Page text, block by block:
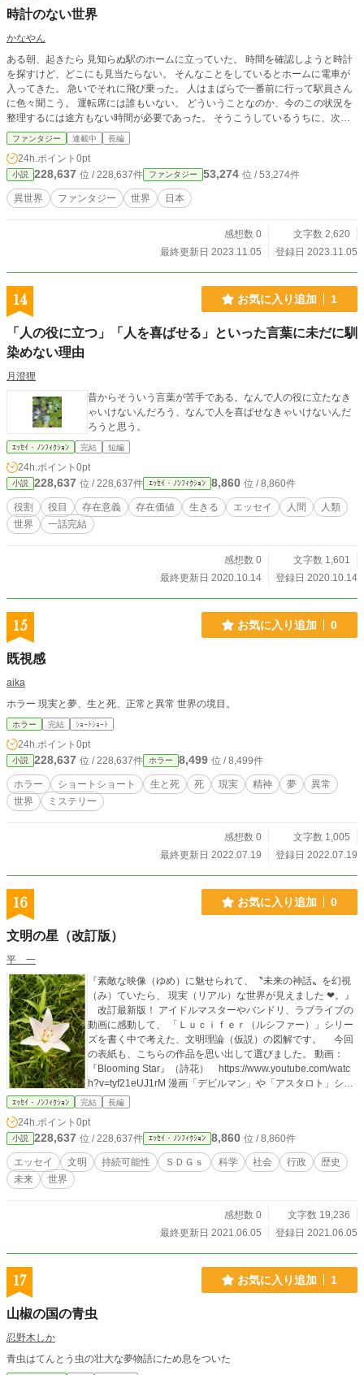
時計のない世界
かなやん
ある朝、起きたら 見知らぬ駅のホームに立っていた。 時間を確認しようと時計
を探すけど、どこにも見当たらない。 そんなことをしているとホームに電車が
入ってきた。 急いでそれに飛び乗った。 人はまばらで一番前に行って駅員さん
に色々聞こう。 運転席には誰もいない。 どういうことなのか、今のこの状況を
整理するには途方もない時間が必要であった。 そうこうしているうちに、次の
駅に着いたので降りた。 元の世界に戻る方法を、探さなければならない。 やは
り、この世界には時計という物は存在しない。 どこを探してもないからだ。 改
札口を出ると、誰も歩いていない。 そして、車さえも走っていない。 自分が
今、どこにいるのか全くわからない。 歩いているといきなり話しかけられた。
振り向くとそこにはおじさんがいた。 やっと、人に会えて良かった。 この状況
を説明すると、なにを喋っているのか全くわからなかった。 ココはどこです
ど言葉が通じない。 というより、大事な部分が聞き取れない。 ありがとうござ
いました。 とお礼をいいその場を後にしたのである。 これからどうしよう。 言
どういうことなのか、頭の中が真っ白になってきた。 野宿だけは避けたい、と
にかく歩こう。 何時間歩いたかわからないけど、感覚では結構歩いた気がす
ける、紙にココはどこですか？と書いたが日本語ではない 文字で書かれて読め
ないってことはやはり、野宿が確定してしまった。 なぜ、この世界に来たのか
まで、頑張って歩いて来たけどもう一度 駅に戻ろうと来た道を歩き出した。
ファンタジー 連載中 長編
24h.ポイント 0pt
小説 228,637 位 / 228,637件 ファンタジー 53,274 位 / 53,274件
異世界 ファンタジー 世界 日本
感想数 0
文字数 2,620
最終更新日 2023.11.05
登録日 2023.11.05
14 お気に入り追加 1
「人の役に立つ」「人を喜ばせる」といった言葉に未だに馴
染めない理由
月澄狸
昔からそういう言葉が苦手である。なんで人の役に立たなき
ゃいけないんだろう、なんで人を喜ばせなきゃいけないんだ
ろうと思う。
ｴｯｾｲ・ﾉﾝﾌｨｸｼｮﾝ 完結 短編
24h.ポイント 0pt
小説 228,637 位 / 228,637件 ｴｯｾｲ・ﾉﾝﾌｨｸｼｮﾝ 8,860 位 / 8,860件
役割 役目 存在意義 存在価値 生きる エッセイ 人間
人類
世界
一話完結
感想数 0
文字数 1,601
最終更新日 2020.10.14
登録日 2020.10.14
15 お気に入り追加 0
既視感
aika
ホラー 現実と夢、生と死、正常と異常 世界の境目。
ホラー 完結 ｼｮｰﾄｼｮｰﾄ
24h.ポイント 0pt
小説 228,637 位 / 228,637件 ホラー 8,499 位 / 8,499件
ホラー ショートショート 生と死 死 現実 精神 夢
異常
世界
ミステリー
感想数 0
文字数 1,005
最終更新日 2022.07.19
登録日 2022.07.19
16 お気に入り追加 0
文明の星（改訂版）
平 一
『素敵な映像（ゆめ）に魅せられて、〝未来の神話〟を幻視
（み）ていたら、 現実（リアル）な世界が見えました ❤。』
改訂最新版！ アイドルマスターやバンドリ、ラブライブの
動画に感動して、 「Ｌｕｃｉｆｅｒ（ルシファー）」シリー
ズを書く中で考えた、文明理論（仮説）の図解です。 今回
の表紙も、こちらの作品を思い出して選びました。 動画：
『Blooming Star』（詩花） https://www.youtube.com/watc
h?v=tyf21eUJ1rM 漫画「デビルマン」や「アスタロト」シリ
ーズ、ＳF「幼年期の終わり」や「レンズマン」シリーズ、
「古代の宇宙人」シリーズなど、 他の様々な作品からも影響
を受けています。 素敵な刺激を与えてくれる、文化的作品に
感謝します。 今回の改訂では、技術と政策の助け合いについ
ての説明図を２枚増やし、 知性と文明の関係についての図を
ｴｯｾｲ・ﾉﾝﾌｨｸｼｮﾝ 完結 長編
24h.ポイント 0pt
小説 228,637 位 / 228,637件 ｴｯｾｲ・ﾉﾝﾌｨｸｼｮﾝ 8,860 位 / 8,860件
エッセイ 文明 持続可能性 ＳＤＧｓ 科学 社会 行政
歴史
未来
世界
感想数 0
文字数 19,236
最終更新日 2021.06.05
登録日 2021.06.05
17 お気に入り追加 1
山椒の国の青虫
忍野木しか
青虫はてんとう虫の壮大な夢物語にため息をついた